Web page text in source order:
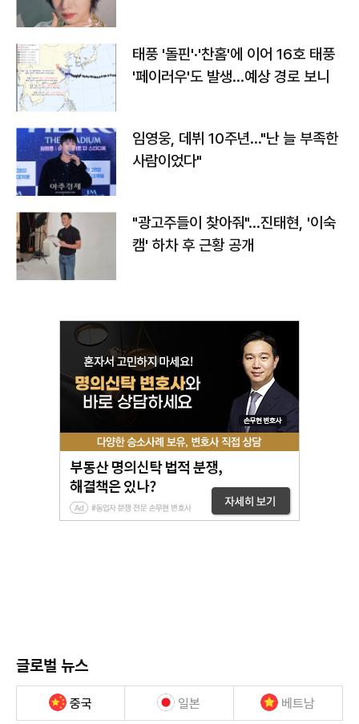
태풍 '돌핀'·'찬홈'에 이어 16호 태풍
'페이러우'도 발생…예상 경로 보니
임영웅, 데뷔 10주년…"난 늘 부족한
사람이었다"
"광고주들이 찾아줘"…진태현, '이숙
캠' 하차 후 근황 공개
글로벌 뉴스
중국 일본 베트남